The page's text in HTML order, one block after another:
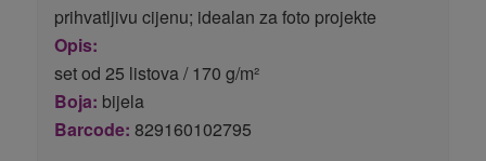
prihvatljivu cijenu; idealan za foto projekte
Opis:
set od 25 listova / 170 g/m²
Boja: bijela
Barcode: 829160102795